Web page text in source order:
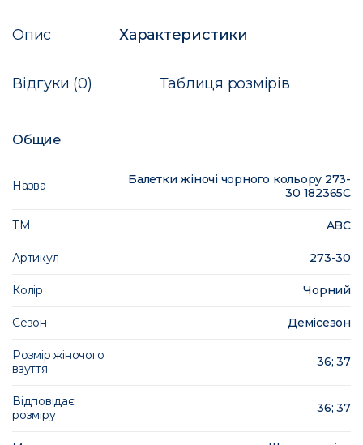
Опис Характеристики
Відгуки (0) Таблиця розмірів
Общие
Назва
Балетки жіночі чорного кольору 273-
30 182365C
ТМ ABC
Артикул 273-30
Колір Чорний
Сезон Демісезон
Розмір жіночого
взуття
36; 37
Відповідає
розміру
36; 37